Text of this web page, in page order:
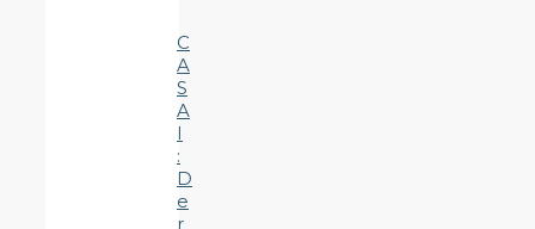
C
A
S
A
I
:
D
e
r